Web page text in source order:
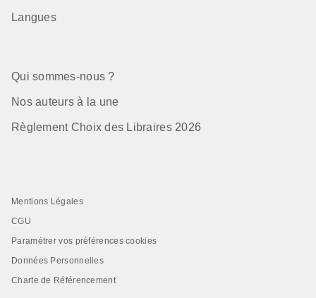
Langues
Qui sommes-nous ?
Nos auteurs à la une
Règlement Choix des Libraires 2026
Mentions Légales
CGU
Paramétrer vos préférences cookies
Données Personnelles
Charte de Référencement